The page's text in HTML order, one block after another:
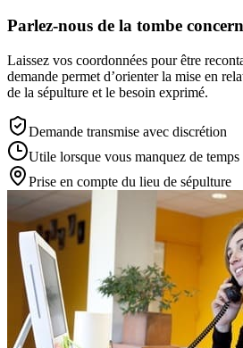
Parlez-nous de la tombe
Laissez vos coordonnées pour être
demande permet d’orienter la mise en
de la sépulture et le besoin exprimé.
Demande transmise avec discrétion
Utile lorsque vous manquez de temps
Prise en compte du lieu de sépulture